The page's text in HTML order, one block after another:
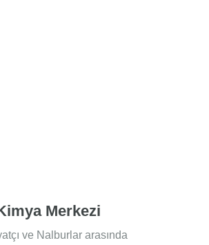
Merkezi
ve Nalburlar arasında